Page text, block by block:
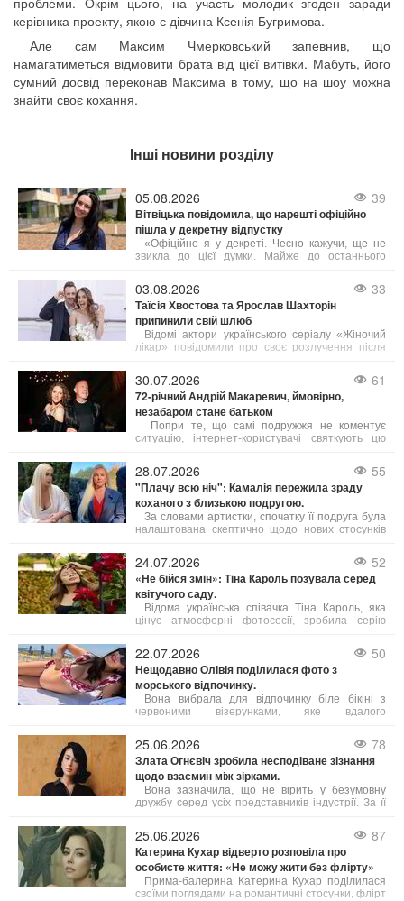
керівника проекту, якою є дівчина Ксенія Бугримова.
Але сам Максим Чмерковський запевнив, що
намагатиметься відмовити брата від цієї витівки. Мабуть, його
сумний досвід переконав Максима в тому, що на шоу можна
знайти своє кохання.
Інші новини розділу
05.08.2026 39
Вітвіцька повідомила, що нарешті офіційно
пішла у декретну відпустку
«Офіційно я у декреті. Чесно кажучи, ще не
звикла до цієї думки. Майже до останнього
прокидатися перед світанком, готуватися до
випусків новин і займатися тим, що люблю вже
багато років», — поділилася Соломія.
03.08.2026 33
Таїсія Хвостова та Ярослав Шахторін
припинили свій шлюб
Відомі актори українського серіалу «Жіночий
лікар» повідомили про своє розлучення після
30.07.2026 61
72-річний Андрій Макаревич, ймовірно,
незабаром стане батьком
Попри те, що самі подружжя не коментує
ситуацію, інтернет-користувачі святкують цю
журналістка Ейнат Кляйн, за чутками, вагітна,
що означатиме п’яте дитя у родині Андрія
Макаревича.
28.07.2026 55
"Плачу всю ніч": Камалія пережила зраду
коханого з близькою подругою.
За словами артистки, спочатку її подруга була
налаштована скептично щодо нових стосунків
припинити спілкування з цим чоловіком. Проте
потім сама подруга звернулася до нього за
допомогою.
24.07.2026 52
«Не бійся змін»: Тіна Кароль позувала серед
квітучого саду.
Відома українська співачка Тіна Кароль, яка
цінує атмосферні фотосесії, зробила серію
задумалася над тим, що означає успіх і на чому
він базується.
22.07.2026 50
Нещодавно Олівія поділилася фото з
морського відпочинку.
Вона вибрала для відпочинку біле бікіні з
червоними візерунками, яке вдалого
доповнила модними сонцезахисними окулярами
від Celine, а волосся залишила розпущеним.
25.06.2026 78
Злата Огнєвіч зробила несподіване зізнання
щодо взаємин між зірками.
Вона зазначила, що не вірить у безумовну
дружбу серед усіх представників індустрії. За її
взаємної поваги, підтримки та комунікації, але
далеко не всі хороші відносини можна назвати
справжньою дружбою.
25.06.2026 87
Катерина Кухар відверто розповіла про
особисте життя: «Не можу жити без флірту»
Прима-балерина Катерина Кухар поділилася
своїми поглядами на романтичні стосунки, флірт